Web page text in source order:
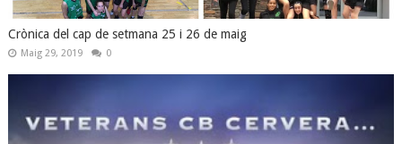
Crònica del cap de setmana 25 i 26 de maig
Maig 29, 2019 0